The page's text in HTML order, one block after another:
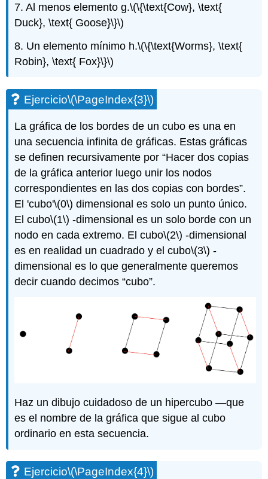
7. Al menos elemento g.\(\{\text{Cow}, \text{
Duck}, \text{ Goose}\}\)
8. Un elemento mínimo h.\(\{\text{Worms}, \text{
Robin}, \text{ Fox}\}\)
Ejercicio\(\PageIndex{3}\)
La gráfica de los bordes de un cubo es una en
una secuencia infinita de gráficas. Estas gráficas
se definen recursivamente por “Hacer dos copias
de la gráfica anterior luego unir los nodos
correspondientes en las dos copias con bordes”.
El 'cubo'\(0\) dimensional es solo un punto único.
El cubo\(1\) -dimensional es un solo borde con un
nodo en cada extremo. El cubo\(2\) -dimensional
es en realidad un cuadrado y el cubo\(3\) -
dimensional es lo que generalmente queremos
decir cuando decimos “cubo”.
Haz un dibujo cuidadoso de un hipercubo —que
es el nombre de la gráfica que sigue al cubo
ordinario en esta secuencia.
Ejercicio\(\PageIndex{4}\)